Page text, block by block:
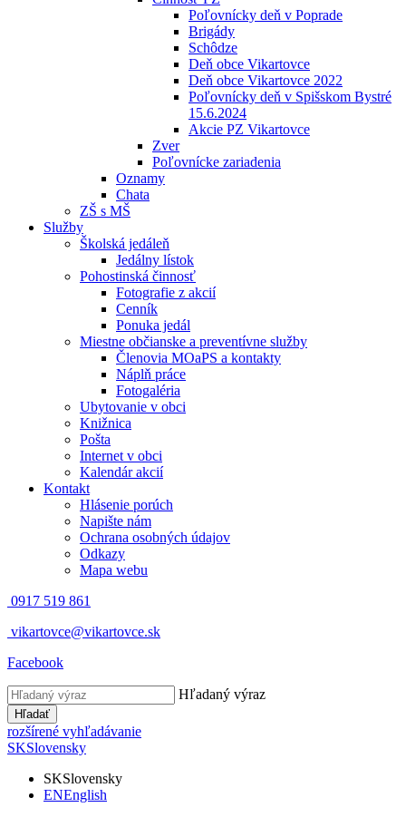
Poľovnícky deň v Poprade
Brigády
Schôdze
Deň obce Vikartovce
Deň obce Vikartovce 2022
Poľovnícky deň v Spišskom Bystré
15.6.2024
Akcie PZ Vikartovce
Zver
Poľovnícke zariadenia
Oznamy
Chata
ZŠ s MŠ
Služby
Školská jedáleň
Jedálny lístok
Pohostinská činnosť
Fotografie z akcií
Cenník
Ponuka jedál
Miestne občianske a preventívne služby
Členovia MOaPS a kontakty
Náplň práce
Fotogaléria
Ubytovanie v obci
Knižnica
Pošta
Internet v obci
Kalendár akcií
Kontakt
Hlásenie porúch
Napište nám
Ochrana osobných údajov
Odkazy
Mapa webu
0917 519 861
vikartovce@vikartovce.sk
Facebook
Hľadaný výraz
Hľadať
rozšírené vyhľadávanie
SKSlovensky
SKSlovensky
ENEnglish